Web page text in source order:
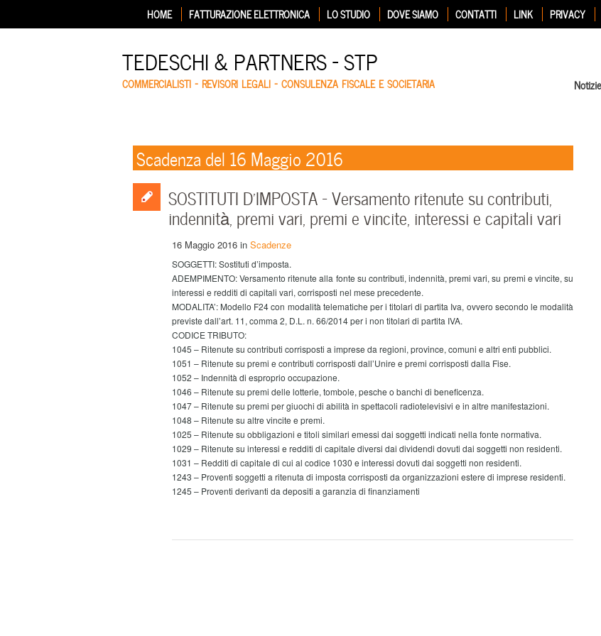
HOME FATTURAZIONE ELETTRONICA LO STUDIO DOVE SIAMO CONTATTI LINK PRIVACY
TEDESCHI & PARTNERS – STP
COMMERCIALISTI – REVISORI LEGALI – CONSULENZA FISCALE E SOCIETARIA
Scadenza del 16 Maggio 2016
SOSTITUTI D’IMPOSTA – Versamento ritenute su contributi,
indennità, premi vari, premi e vincite, interessi e capitali vari
16 Maggio 2016 in Scadenze
SOGGETTI: Sostituti d’imposta.
ADEMPIMENTO: Versamento ritenute alla fonte su contributi, indennità, premi vari, su premi e vincite, su
interessi e redditi di capitali vari, corrisposti nel mese precedente.
MODALITA’: Modello F24 con modalità telematiche per i titolari di partita Iva, ovvero secondo le modalità
previste dall’art. 11, comma 2, D.L. n. 66/2014 per i non titolari di partita IVA.
CODICE TRIBUTO:
1045 – Ritenute su contributi corrisposti a imprese da regioni, province, comuni e altri enti pubblici.
1051 – Ritenute su premi e contributi corrisposti dall’Unire e premi corrisposti dalla Fise.
1052 – Indennità di esproprio occupazione.
1046 – Ritenute su premi delle lotterie, tombole, pesche o banchi di beneficenza.
1047 – Ritenute su premi per giuochi di abilità in spettacoli radiotelevisivi e in altre manifestazioni.
1048 – Ritenute su altre vincite e premi.
1025 – Ritenute su obbligazioni e titoli similari emessi dai soggetti indicati nella fonte normativa.
1029 – Ritenute su interessi e redditi di capitale diversi dai dividendi dovuti dai soggetti non residenti.
1031 – Redditi di capitale di cui al codice 1030 e interessi dovuti dai soggetti non residenti.
1243 – Proventi soggetti a ritenuta di imposta corrisposti da organizzazioni estere di imprese residenti.
1245 – Proventi derivanti da depositi a garanzia di finanziamenti